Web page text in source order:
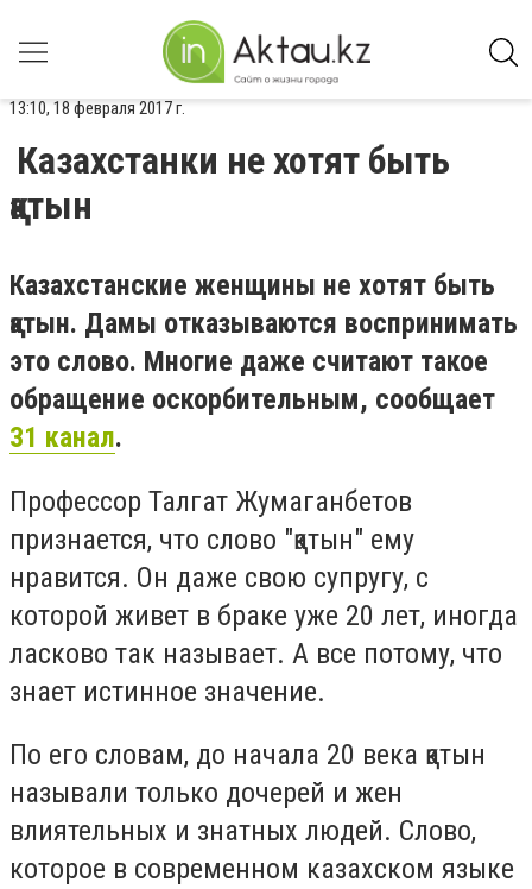
13:10, 18 февраля 2017 г.
Казахстанки не хотят быть
қатын
Казахстанские женщины не хотят быть
қатын. Дамы отказываются воспринимать
это слово. Многие даже считают такое
обращение оскорбительным, сообщает
31 канал.
Профессор Талгат Жумаганбетов
признается, что слово "қатын" ему
нравится. Он даже свою супругу, с
которой живет в браке уже 20 лет, иногда
ласково так называет. А все потому, что
знает истинное значение.
По его словам, до начала 20 века қатын
называли только дочерей и жен
влиятельных и знатных людей. Слово,
которое в современном казахском языке